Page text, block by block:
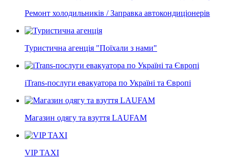
Ремонт холодильників / Заправка автокондиціонерів
Туристична агенція "Поїхали з нами"
iTrans-послуги евакуатора по Україні та Європі
Магазин одягу та взуття LAUFAM
VIP TAXI